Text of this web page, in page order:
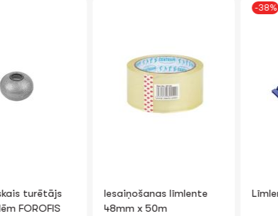
Iesaiņošanas līmlente
48mm х 50m
Līmlentes turētājs